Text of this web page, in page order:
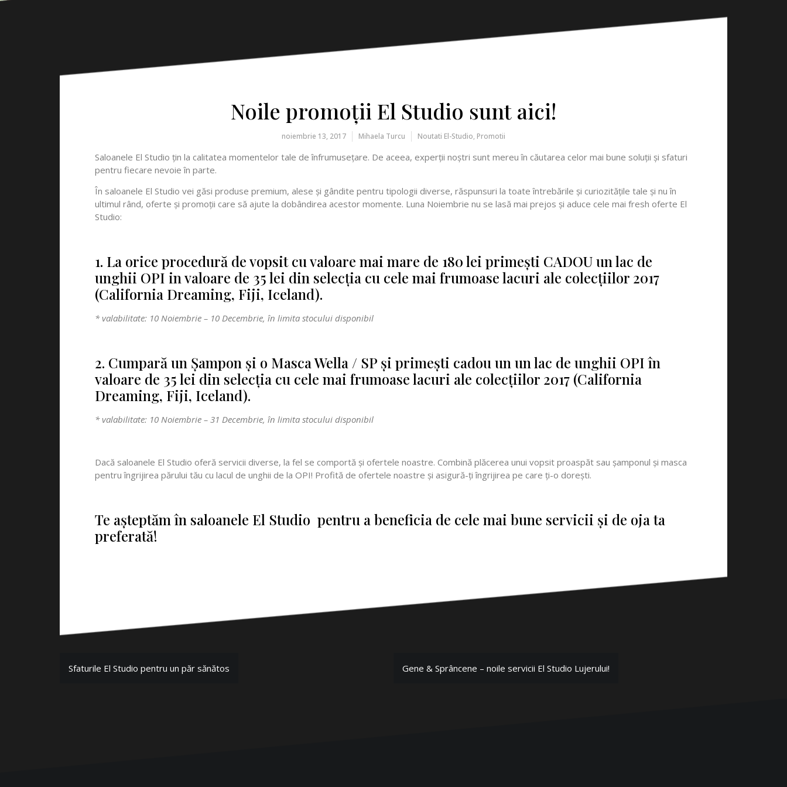
Noile promoţii El Studio sunt aici!
noiembrie 13, 2017 Mihaela Turcu Noutati El-Studio, Promotii
Saloanele El Studio ţin la calitatea momentelor tale de înfrumuseţare. De aceea, experţii noştri sunt mereu în căutarea celor mai bune soluţii şi sfaturi
pentru fiecare nevoie în parte.
În saloanele El Studio vei găsi produse premium, alese şi gândite pentru tipologii diverse, răspunsuri la toate întrebările şi curiozităţile tale şi nu în
ultimul rând, oferte şi promoţii care să ajute la dobândirea acestor momente. Luna Noiembrie nu se lasă mai prejos şi aduce cele mai fresh oferte El
Studio:
1. La orice procedură de vopsit cu valoare mai mare de 180 lei primeşti CADOU un lac de
unghii OPI in valoare de 35 lei din selecţia cu cele mai frumoase lacuri ale colecţiilor 2017
(California Dreaming, Fiji, Iceland).
* valabilitate: 10 Noiembrie – 10 Decembrie, în limita stocului disponibil
2. Cumpară un Şampon şi o Masca Wella / SP şi primeşti cadou un un lac de unghii OPI în
valoare de 35 lei din selecţia cu cele mai frumoase lacuri ale colecţiilor 2017 (California
Dreaming, Fiji, Iceland).
* valabilitate: 10 Noiembrie – 31 Decembrie, în limita stocului disponibil
Dacă saloanele El Studio oferă servicii diverse, la fel se comportă şi ofertele noastre. Combină plăcerea unui vopsit proaspăt sau şamponul şi masca
pentru îngrijirea părului tău cu lacul de unghii de la OPI! Profită de ofertele noastre şi asigură-ţi îngrijirea pe care ţi-o doreşti.
Te aşteptăm în saloanele El Studio pentru a beneficia de cele mai bune servicii şi de oja ta
preferată!
Sfaturile El Studio pentru un păr sănătos Gene & Sprâncene – noile servicii El Studio Lujerului!